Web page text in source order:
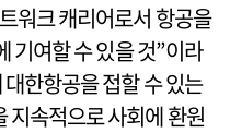
워크 캐리어로서 항공을
기여할 수 있을 것”이라
한항공을 접할 수 있는
지속적으로 사회에 환원